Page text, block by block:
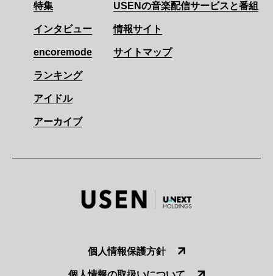
特集
インタビュー
encoremode
ランキング
アイドル
アーカイブ
USENの音楽配信サービスと番組
情報サイト
サイトマップ
個人情報保護方針